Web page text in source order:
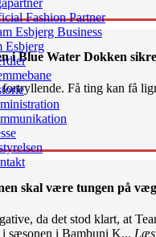
Fashion Partner
Esbjerg Business
Esbjerg
i Blue Water Dokken
Få ting kan få
skal være tungen på
da det stod klart, at
i sæsonen i Bambuni K...